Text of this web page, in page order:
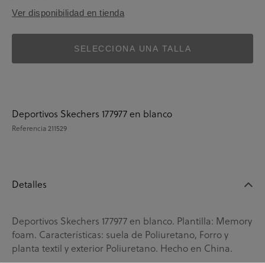
Ver disponibilidad en tienda
SELECCIONA UNA TALLA
Deportivos Skechers 177977 en blanco
Referencia211529
Detalles
Deportivos Skechers 177977 en blanco. Plantilla: Memory
foam. Características: suela de Poliuretano, Forro y
planta textil y exterior Poliuretano. Hecho en China.